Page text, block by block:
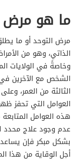
ما هو مرض
مرض التوحد أو ما
الذاتي، وهو من
وخاصةً في الولايات
الشخص مع الآخرين
الثالثة من العمر،
العوامل التي تحفز
هذه العوامل
عدم وجود علاج محدد
بشكل مبكر فإن يساعد
أجل الوقاية من هذا